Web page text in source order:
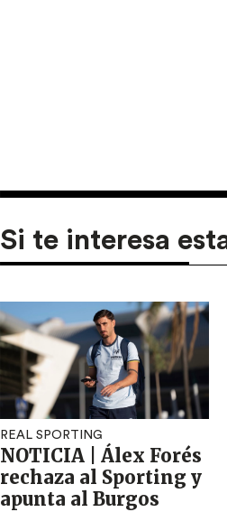
Si te interesa
REAL SPORTING
NOTICIA | Álex Forés
rechaza al Sporting y
apunta al Burgos